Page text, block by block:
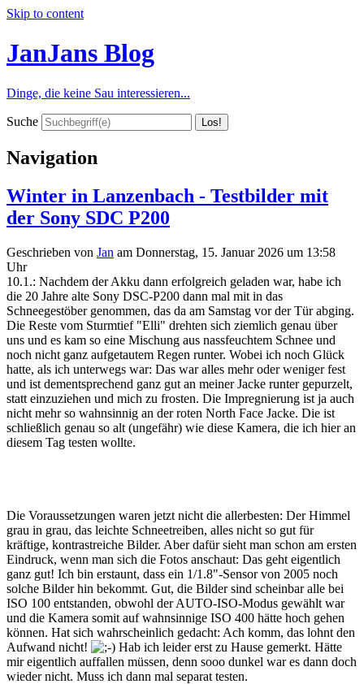
Skip to content
JanJans Blog
Dinge, die keine Sau interessieren...
Suche
Navigation
Winter in Lanzenbach - Testbilder mit
der Sony SDC P200
Geschrieben von Jan am Donnerstag, 15. Januar 2026 um 13:58
Uhr
10.1.: Nachdem der Akku dann erfolgreich geladen war, habe ich
die 20 Jahre alte Sony DSC-P200 dann mal mit in das
Schneegestöber genommen, das da am Samstag vor der Tür abging.
Die Reste vom Sturmtief "Elli" drehten sich ziemlich genau über
uns und es kam so eine Mischung aus nassfeuchtem Schnee und
noch nicht ganz aufgetautem Regen runter. Wobei ich noch Glück
hatte, als ich unterwegs war: Das war alles mehr oder weniger fest
und ist dementsprechend ganz gut an meiner Jacke runter gepurzelt,
statt einzuziehen und mich zu frosten. Die Impregnierung ist ja auch
nicht mehr so wahnsinnig an der roten North Face Jacke. Die ist
schließlich genau so alt (ungefähr) wie diese Kamera, die ich hier an
diesem Tag testen wollte.
Die Voraussetzungen waren jetzt nicht die allerbesten: Der Himmel
grau in grau, das leichte Schneetreiben, alles nicht so gut für
kräftige, kontrastreiche Bilder. Aber dafür sieht man schon am ersten
Eindruck, wenn man sich die Fotos anschaut: Das geht eigentlich
ganz gut! Ich bin erstaunt, dass ein 1/1.8"-Sensor von 2005 noch
solche Bilder hin bekommt. Gut, die Bilder sind scheinbar alle bei
ISO 100 entstanden, obwohl der AUTO-ISO-Modus gewählt war
und die Kamera somit auf wahnsinnige ISO 400 hätte hoch gehen
können. Hat sich wahrscheinlich gedacht: Ach komm, das lohnt den
Aufwand nicht!
Hab ich leider erst zu Hause gemerkt. Hätte
mir eigentlich auffallen müssen, denn sooo dunkel war es dann doch
wieder nicht. Muss ich dann mal separat testen.